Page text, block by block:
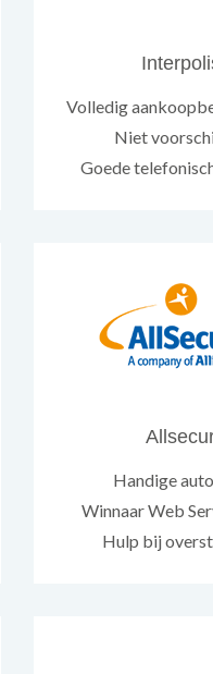
Volledig
Niet
Goede
Handige
Winnaar Web
Hulp bij